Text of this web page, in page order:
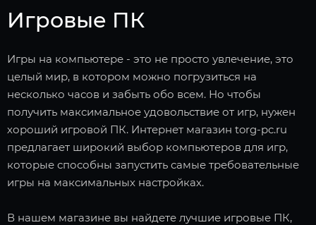
Игровые ПК
Игры на компьютере - это не просто увлечение, это
целый мир, в котором можно погрузиться на
несколько часов и забыть обо всем. Но чтобы
получить максимальное удовольствие от игр, нужен
хороший игровой ПК. Интернет магазин torg-pc.ru
предлагает широкий выбор компьютеров для игр,
которые способны запустить самые требовательные
игры на максимальных настройках.
В нашем магазине вы найдете лучшие игровые ПК,